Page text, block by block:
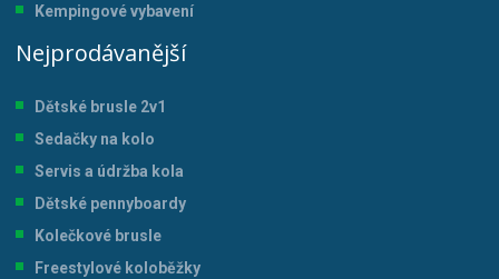
Kempingové vybavení
Nejprodávanější
Dětské brusle 2v1
Sedačky na kolo
Servis a údržba kola
Dětské pennyboardy
Kolečkové brusle
Freestylové koloběžky